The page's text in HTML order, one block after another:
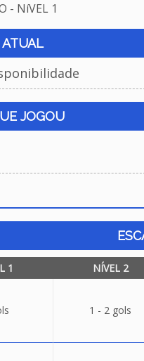
- NíVEL 1
ATUAL
JOGOU
1 NÍVEL 2
1 - 2 gols